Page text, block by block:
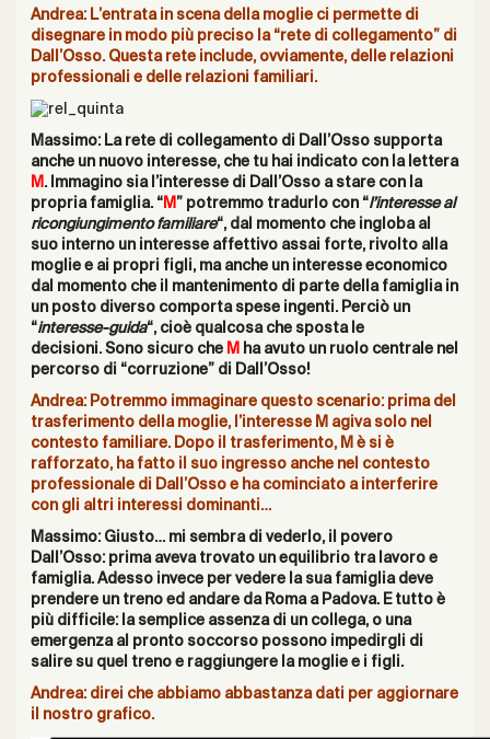
Andrea: L’entrata in scena della moglie ci permette di
disegnare in modo più preciso la “rete di collegamento” di
Dall’Osso. Questa rete include, ovviamente, delle relazioni
professionali e delle relazioni familiari.
Massimo: La rete di collegamento di Dall’Osso supporta
anche un nuovo interesse, che tu hai indicato con la lettera
M . Immagino sia l’interesse di Dall’Osso a stare con la
propria famiglia. “M ” potremmo tradurlo con “l’interesse al
ricongiungimento familiare“, dal momento che ingloba al
suo interno un interesse affettivo assai forte, rivolto alla
moglie e ai propri figli, ma anche un interesse economico
dal momento che il mantenimento di parte della famiglia in
un posto diverso comporta spese ingenti. Perciò un
“interesse-guida“, cioè qualcosa che sposta le
decisioni. Sono sicuro che M ha avuto un ruolo centralenel
percorso di “corruzione” di Dall’Osso!
Andrea: Potremmo immaginare questo scenario: prima del
trasferimento della moglie, l’interesse M agiva solo nel
contesto familiare. Dopo il trasferimento, M è si è
rafforzato, ha fatto il suo ingresso anche nel contesto
professionale di Dall’Osso e ha cominciato a interferire
con gli altri interessi dominanti…
Massimo: Giusto… mi sembra di vederlo, il povero
Dall’Osso: prima aveva trovato un equilibrio tra lavoro e
famiglia. Adesso invece per vedere la sua famiglia deve
prendere un treno ed andare da Roma a Padova. E tutto è
più difficile: la semplice assenza di un collega, o una
emergenza al pronto soccorso possono impedirgli di
salire su quel treno e raggiungere la moglie e i figli.
Andrea: direi che abbiamo abbastanza dati per aggiornare
il nostro grafico.